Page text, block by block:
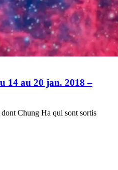
14 au 20 jan. 2018 –
Chung Ha qui sont sortis